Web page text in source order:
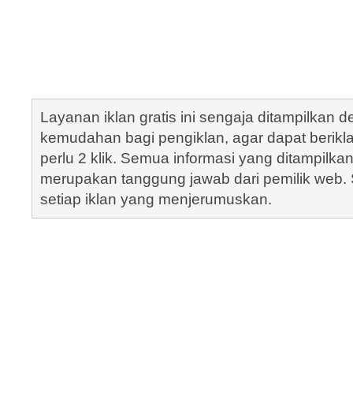
Layanan iklan gratis ini sengaja ditampilkan
kemudahan bagi pengiklan, agar dapat
perlu 2 klik. Semua informasi yang
merupakan tanggung jawab dari pemilik
setiap iklan yang menjerumuskan.